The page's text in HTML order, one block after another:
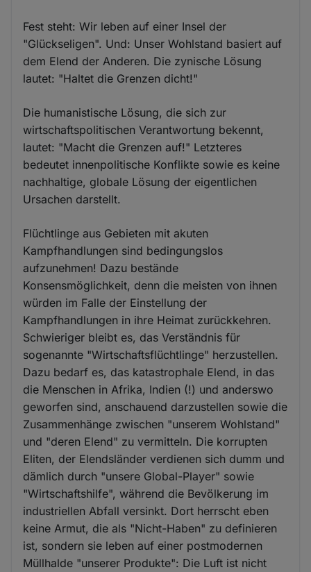
Fest steht: Wir leben auf einer Insel der
"Glückseligen". Und: Unser Wohlstand basiert auf
dem Elend der Anderen. Die zynische Lösung
lautet: "Haltet die Grenzen dicht!"
Die humanistische Lösung, die sich zur
wirtschaftspolitischen Verantwortung bekennt,
lautet: "Macht die Grenzen auf!" Letzteres
bedeutet innenpolitische Konflikte sowie es keine
nachhaltige, globale Lösung der eigentlichen
Ursachen darstellt.
Flüchtlinge aus Gebieten mit akuten
Kampfhandlungen sind bedingungslos
aufzunehmen! Dazu bestände
Konsensmöglichkeit, denn die meisten von ihnen
würden im Falle der Einstellung der
Kampfhandlungen in ihre Heimat zurückkehren.
Schwieriger bleibt es, das Verständnis für
sogenannte "Wirtschaftsflüchtlinge" herzustellen.
Dazu bedarf es, das katastrophale Elend, in das
die Menschen in Afrika, Indien (!) und anderswo
geworfen sind, anschauend darzustellen sowie die
Zusammenhänge zwischen "unserem Wohlstand"
und "deren Elend" zu vermitteln. Die korrupten
Eliten, der Elendsländer verdienen sich dumm und
dämlich durch "unsere Global-Player" sowie
"Wirtschaftshilfe", während die Bevölkerung im
industriellen Abfall versinkt. Dort herrscht eben
keine Armut, die als "Nicht-Haben" zu definieren
ist, sondern sie leben auf einer postmodernen
Müllhalde "unserer Produkte": Die Luft ist nicht